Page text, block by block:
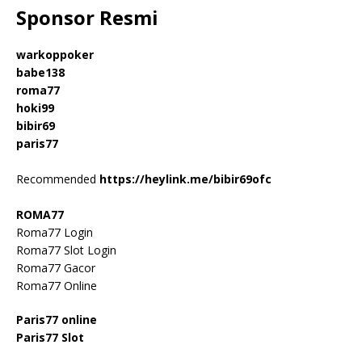
Sponsor Resmi
warkoppoker
babe138
roma77
hoki99
bibir69
paris77
Recommended https://heylink.me/bibir69ofc
ROMA77
Roma77 Login
Roma77 Slot Login
Roma77 Gacor
Roma77 Online
Paris77 online
Paris77 Slot